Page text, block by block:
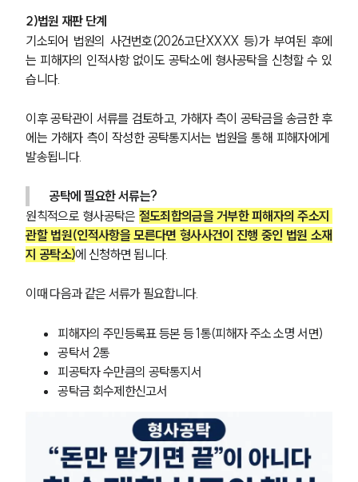
2)법원 재판 단계
기소되어 법원의 사건번호(2026고단XXXX 등)가 부여된 후에
는 피해자의 인적사항 없이도 공탁소에 형사공탁을 신청할 수 있
습니다.
이후 공탁관이 서류를 검토하고, 가해자 측이 공탁금을 송금한 후
에는 가해자 측이 작성한 공탁통지서는 법원을 통해 피해자에게
발송됩니다.
공탁에 필요한 서류는?
원칙적으로 형사공탁은 절도죄합의금을 거부한 피해자의 주소지
관할 법원(인적사항을 모른다면 형사사건이 진행 중인 법원 소재
지 공탁소)에 신청하면 됩니다.
이때 다음과 같은 서류가 필요합니다.
피해자의 주민등록표 등본 등 1통(피해자 주소 소명 서면)
공탁서 2통
피공탁자 수만큼의 공탁통지서
공탁금 회수제한신고서